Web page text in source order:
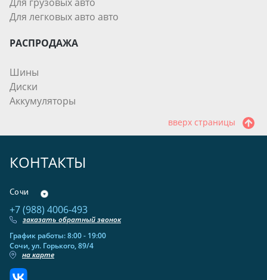
Для грузовых авто
Для легковых авто авто
РАСПРОДАЖА
Шины
Диски
Аккумуляторы
вверх страницы
КОНТАКТЫ
Сочи
+7 (988) 4006-493
заказать обратный звонок
График работы: 8:00 - 19:00
Сочи, ул. Горького, 89/4
на карте